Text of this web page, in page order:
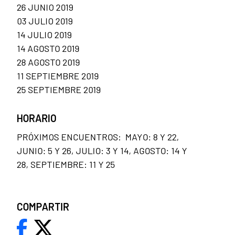
26 JUNIO 2019
03 JULIO 2019
14 JULIO 2019
14 AGOSTO 2019
28 AGOSTO 2019
11 SEPTIEMBRE 2019
25 SEPTIEMBRE 2019
HORARIO
PRÓXIMOS ENCUENTROS: MAYO: 8 Y 22,
JUNIO: 5 Y 26, JULIO: 3 Y 14, AGOSTO: 14 Y
28, SEPTIEMBRE: 11 Y 25
COMPARTIR